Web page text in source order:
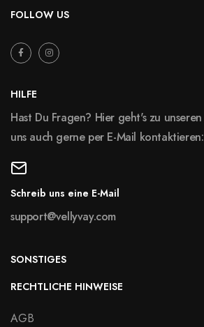
FOLLOW US
HILFE
Hast Du Fragen? Hier geht's zu unseren
uns auch gerne per E-Mail kontaktieren:
Schreib uns eine E-Mail
support@vellyvay.com
SONSTIGES
RECHTLICHE HINWEISE
AGB